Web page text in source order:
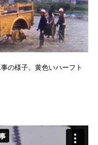
の様子。黄色いハーフト